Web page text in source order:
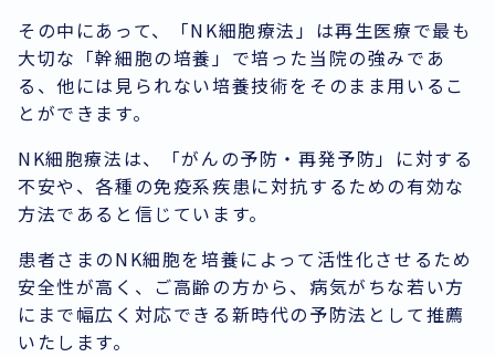
その中にあって、「NK細胞療法」は再生医療で最も
大切な「幹細胞の培養」で培った当院の強みであ
る、他には見られない培養技術をそのまま用いるこ
とができます。
NK細胞療法は、「がんの予防・再発予防」に対する
不安や、各種の免疫系疾患に対抗するための有効な
方法であると信じています。
患者さまのNK細胞を培養によって活性化させるため
安全性が高く、ご高齢の方から、病気がちな若い方
にまで幅広く対応できる新時代の予防法として推薦
いたします。